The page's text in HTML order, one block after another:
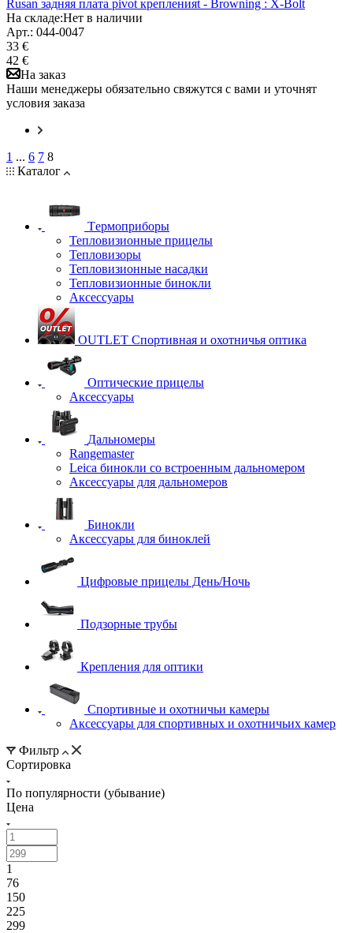
Rusan задняя плата pivot крепленияt - Browning : X-Bolt
На складе:Нет в наличии
Арт.: 044-0047
33 €
42 €
На заказ
Наши менеджеры обязательно свяжутся с вами и уточнят
условия заказа
1 ... 6 7 8
Каталог
Tермоприборы
Тепловизионные прицелы
Тепловизоры
Тепловизионные насадки
Тепловизионные бинокли
Аксессуары
OUTLET Спортивная и охотничья оптика
Оптические прицелы
Аксессуары
Дальномеры
Rangemaster
Leica бинокли со встроенным дальномером
Аксессуары для дальномеров
Бинокли
Аксессуары для биноклей
Цифровые прицелы День/Ночь
Подзорные трубы
Крепления для оптики
Спортивные и охотничьи камеры
Аксессуары для спортивных и охотничьих камер
Фильтр
Сортировка
По популярности (убывание)
Цена
1
76
150
225
299